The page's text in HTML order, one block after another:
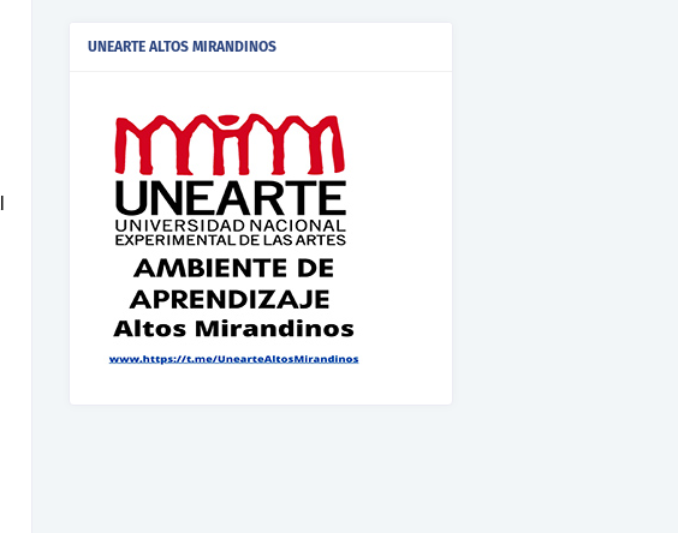
UNEARTE ALTOS MIRANDINOS